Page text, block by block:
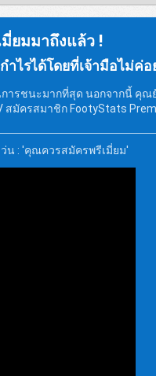
มี่ยมมาถึงแล้ว !
ำไรได้โดยที่เจ้ามือไม่ค่อ
การชนะมากที่สุด นอกจากนี้ คุ
สมัครสมาชิก FootyStats
ว่น : 'คุณควรสมัครพรีเมี่ยม'